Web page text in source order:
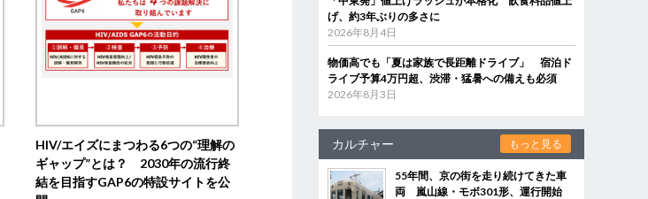
HIV/エイズにまつわる6つの“理解の
ギャップ”とは？ 2030年の流行終
結を目指すGAP6の特設サイトを公
げ、約3年ぶりの多さに
2026年8月4日
物価高でも「夏は家族で長距離ドライブ」 宿泊ド
ライブ予算4万円超、渋滞・猛暑への備えも必須
2026年8月3日
カルチャー もっと見る
55年間、京の街を走り続けてきた車
両 嵐山線・モボ301形、運行開始